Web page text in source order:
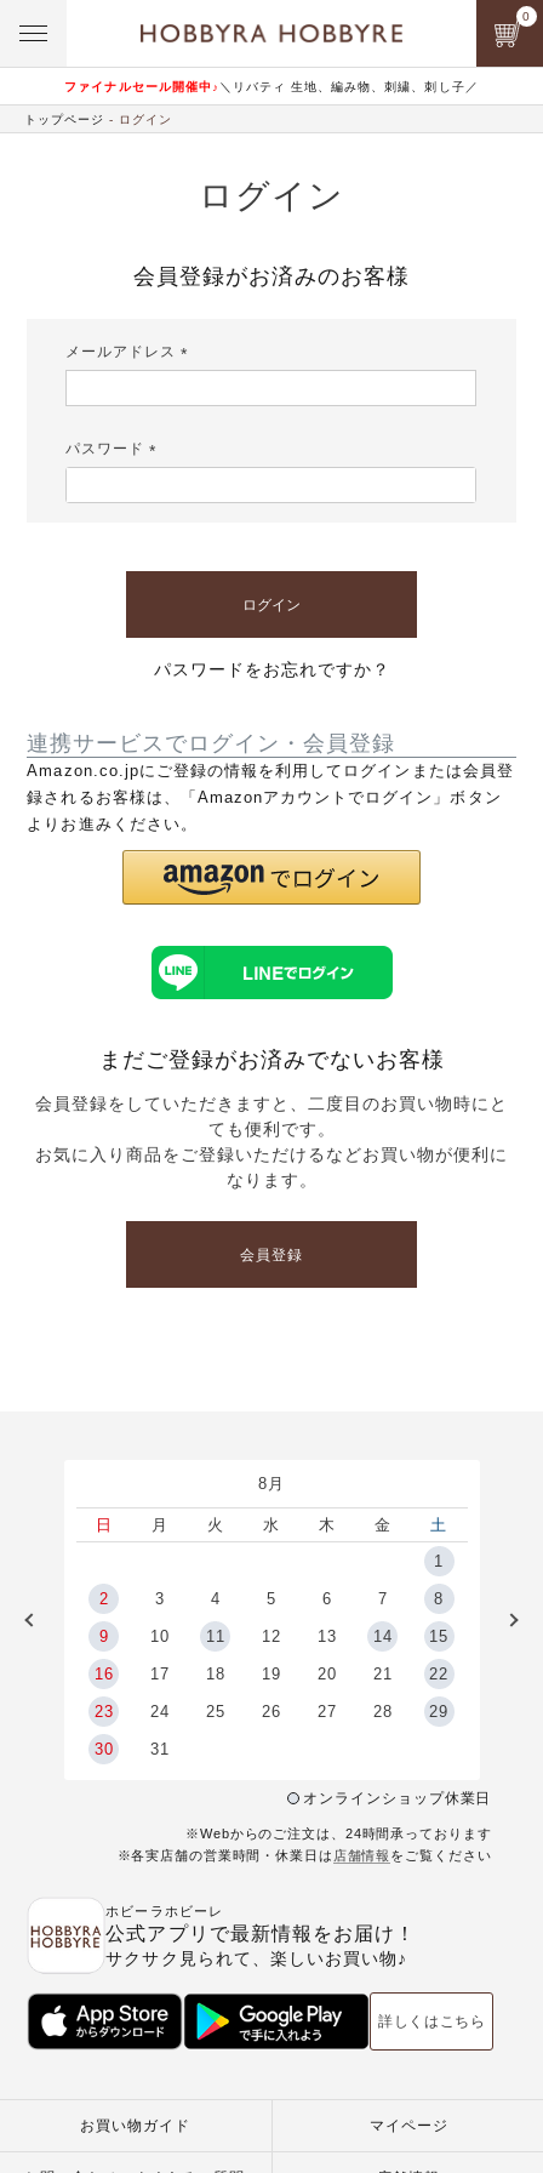
ファイナルセール開催中♪ ＼リバティ 生地、編み物、刺繍、刺し子／
0
トップページ ログイン
ログイン
会員登録がお済みのお客様
メールアドレス
パスワード
ログイン
パスワードをお忘れですか？
連携サービスでログイン・会員登録
Amazon.co.jpにご登録の情報を利用してログインまたは会員登
録されるお客様は、「Amazonアカウントでログイン」ボタン
よりお進みください。
まだご登録がお済みでないお客様
会員登録をしていただきますと、二度目のお買い物時にと
ても便利です。
お気に入り商品をご登録いただけるなどお買い物が便利に
なります。
会員登録
8月
日 月 火 水 木 金
土
1
2 3 4 5 6 7 8
9 10 11 12 13 14 15
16 17 18 19 20 21 22
23 24 25 26 27 28 29
30 31
オンラインショップ休業日
※Webからのご注文は、24時間承っております
※各実店舗の営業時間・休業日は 店舗情報 をご覧ください
ホビーラホビーレ
公式アプリで最新情報をお届け！
サクサク見られて、楽しいお買い物♪
詳しくはこちら
お買い物ガイド マイページ